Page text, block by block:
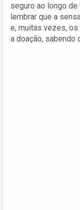
seguro ao longo de
lembrar que a
e, muitas vezes,
a doação, sabendo